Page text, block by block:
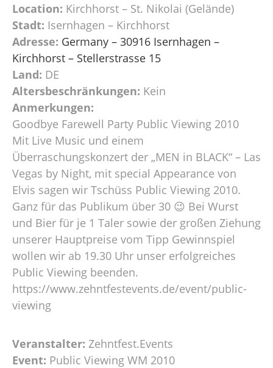
Location: Kirchhorst – St. Nikolai (Gelände)
Stadt: Isernhagen – Kirchhorst
Adresse: Germany – 30916 Isernhagen –
Kirchhorst – Stellerstrasse 15
Land: DE
Altersbeschränkungen: Kein
Anmerkungen:
Goodbye Farewell Party Public Viewing 2010
Mit Live Music und einem
Überraschungskonzert der „MEN in BLACK“ – Las
Vegas by Night, mit special Appearance von
Elvis sagen wir Tschüss Public Viewing 2010.
Ganz für das Publikum über 30 😉 Bei Wurst
und Bier für je 1 Taler sowie der großen Ziehung
unserer Hauptpreise vom Tipp Gewinnspiel
wollen wir ab 19.30 Uhr unser erfolgreiches
Public Viewing beenden.
https://www.zehntfestevents.de/event/public-
viewing
Veranstalter: Zehntfest.Events
Event: Public Viewing WM 2010